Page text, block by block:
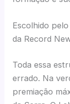
Escolhido
da Record
Toda essa
errado. Na
premiação